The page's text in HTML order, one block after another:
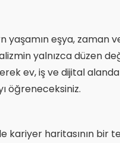
yaşamın eşya, zaman
yalnızca düzen
ev, iş ve dijital alanda
öğreneceksiniz.
kariyer haritasının bir